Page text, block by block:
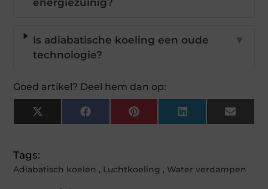
Is adiabatische koeling een oude
technologie?
▼
Goed artikel? Deel hem dan op:
X
(Twitter)
FacebookPinterestLinkedInEmail
Tags:
Adiabatisch koelen , Luchtkoeling , Water verdampen